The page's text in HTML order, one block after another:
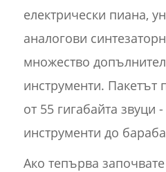
електрически пиана,
аналогови
множество
инструменти. Пакетът
от 55 гигабайта звуци
инструменти до
Ако тепърва